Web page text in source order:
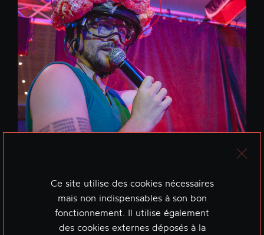
Ce site utilise des cookies nécessaires
mais non indispensables à son bon
fonctionnement. Il utilise également
des cookies externes déposés à la